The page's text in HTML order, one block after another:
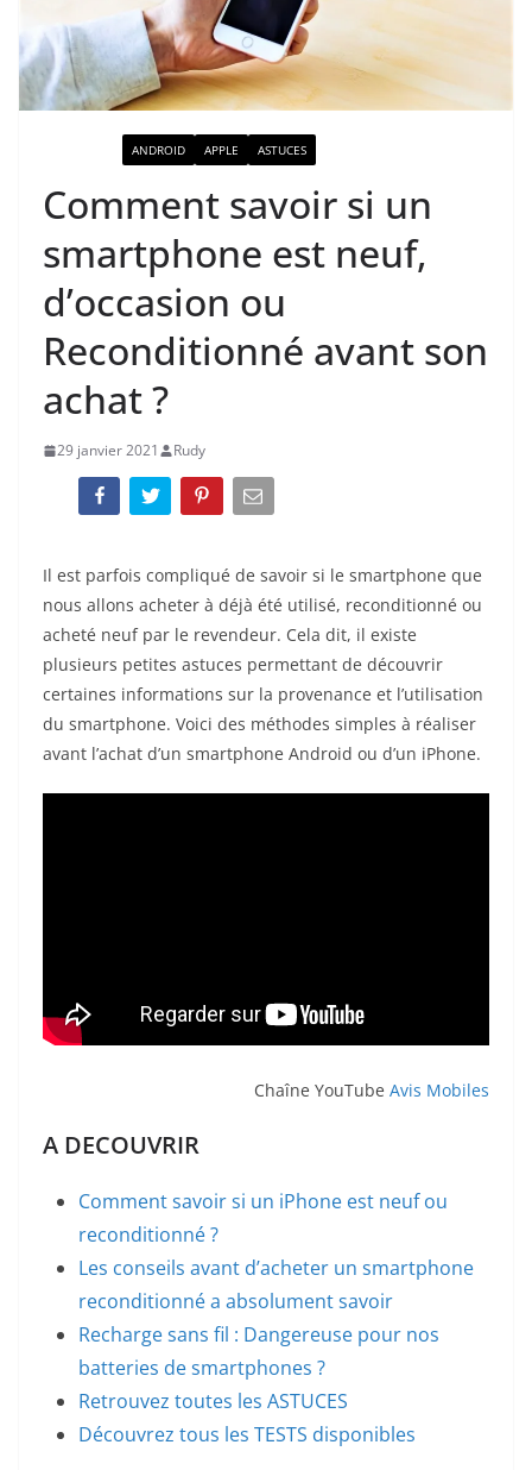
ANDROID APPLE ASTUCES
Comment savoir si un
smartphone est neuf,
d’occasion ou
Reconditionné avant son
achat ?
29 janvier 2021 Rudy
Il est parfois compliqué de savoir si le smartphone que
nous allons acheter à déjà été utilisé, reconditionné ou
acheté neuf par le revendeur. Cela dit, il existe
plusieurs petites astuces permettant de découvrir
certaines informations sur la provenance et l’utilisation
du smartphone. Voici des méthodes simples à réaliser
avant l’achat d’un smartphone Android ou d’un iPhone.
Chaîne YouTube Avis Mobiles
A DECOUVRIR
Comment savoir si un iPhone est neuf ou
reconditionné ?
Les conseils avant d’acheter un smartphone
reconditionné a absolument savoir
Recharge sans fil : Dangereuse pour nos
batteries de smartphones ?
Retrouvez toutes les ASTUCES
Découvrez tous les TESTS disponibles